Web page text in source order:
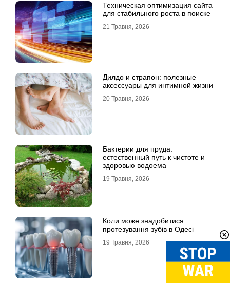
Техническая оптимизация сайта
для стабильного роста в поиске
21 Травня, 2026
Дилдо и страпон: полезные
аксессуары для интимной жизни
20 Травня, 2026
Бактерии для пруда:
естественный путь к чистоте и
здоровью водоема
19 Травня, 2026
Коли може знадобитися
протезування зубів в Одесі
19 Травня, 2026